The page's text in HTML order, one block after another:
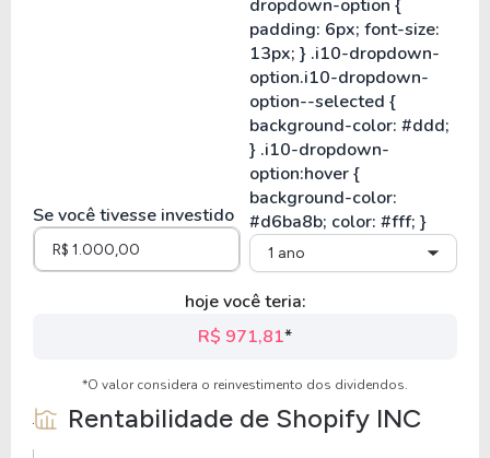
Se você tivesse investido
1 ano
hoje você teria:
R$ 971,81*
*O valor considera o reinvestimento dos dividendos.
Rentabilidade de Shopify INC